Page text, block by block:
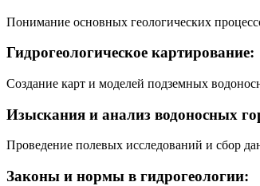
Понимание основных геологических
Гидрогеологическое картирование:
Создание карт и моделей подземных
Изыскания и анализ водоносных
Проведение полевых исследований и сбор
Законы и нормы в гидрогеологии: